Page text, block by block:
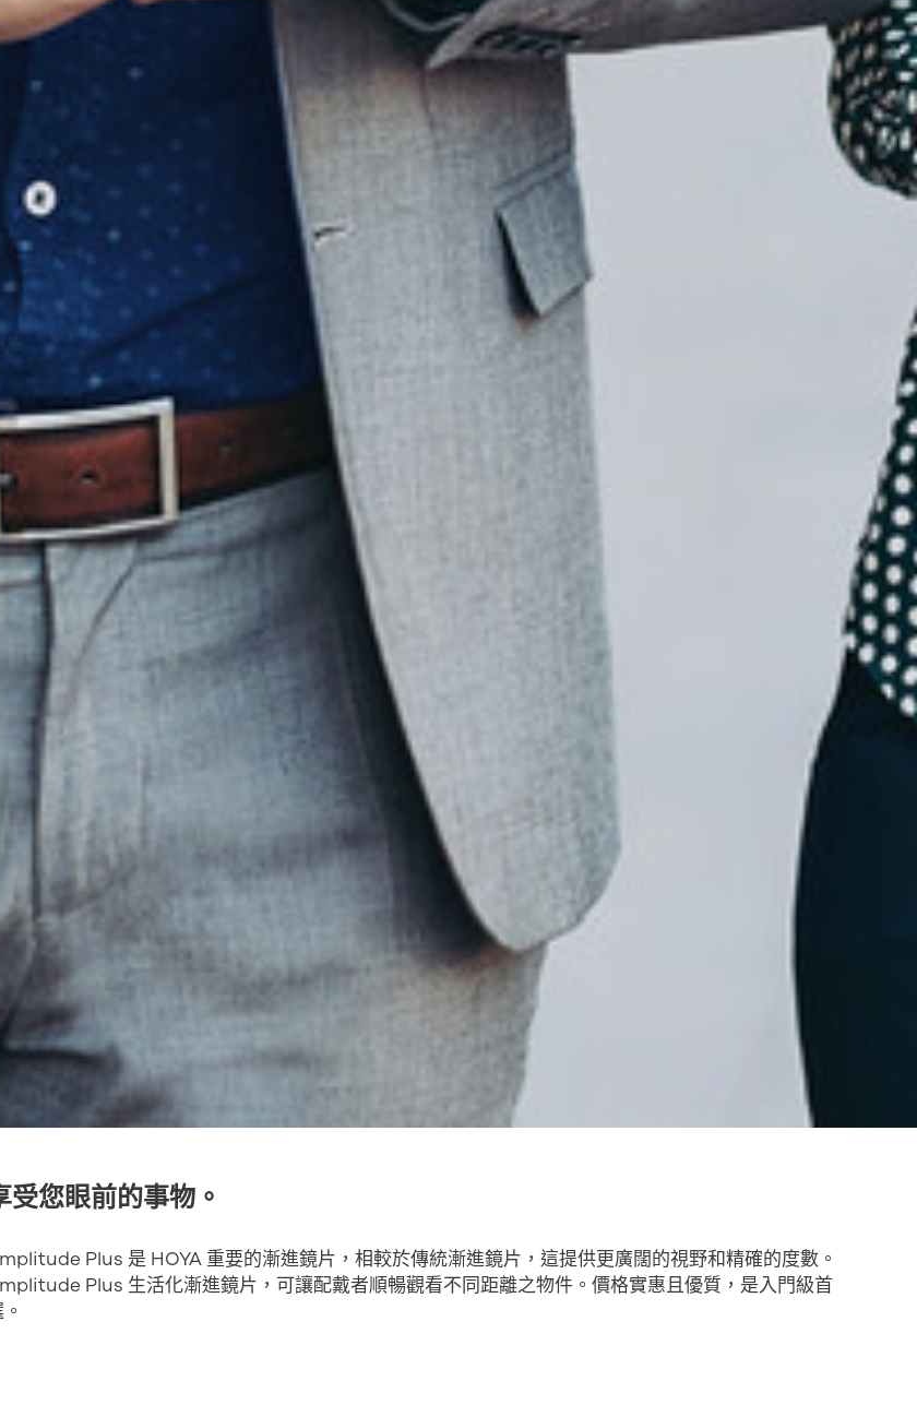
受您眼前的事物。
Plus 是 HOYA 重要的漸進鏡片，相較於傳統漸進鏡片，這提供更廣闊的視野和精確的度數。
Plus 生活化漸進鏡片，可讓配戴者順暢觀看不同距離之物件。價格實惠且優質，是入門級首